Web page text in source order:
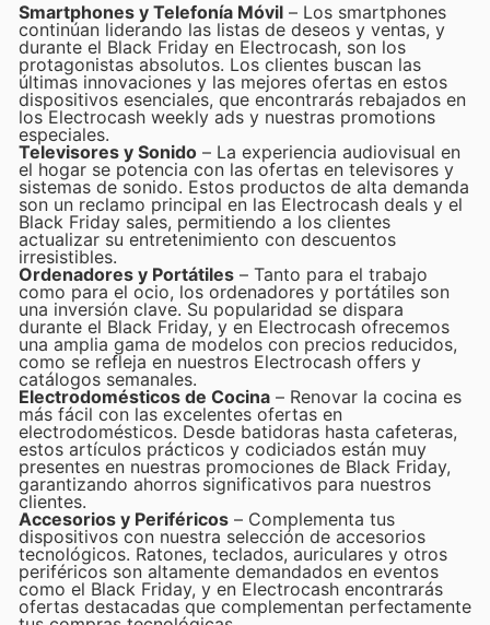
Smartphones y Telefonía Móvil – Los smartphones
continúan liderando las listas de deseos y ventas, y
durante el Black Friday en Electrocash, son los
protagonistas absolutos. Los clientes buscan las
últimas innovaciones y las mejores ofertas en estos
dispositivos esenciales, que encontrarás rebajados en
los Electrocash weekly ads y nuestras promotions
especiales.
Televisores y Sonido – La experiencia audiovisual en
el hogar se potencia con las ofertas en televisores y
sistemas de sonido. Estos productos de alta demanda
son un reclamo principal en las Electrocash deals y el
Black Friday sales, permitiendo a los clientes
actualizar su entretenimiento con descuentos
irresistibles.
Ordenadores y Portátiles – Tanto para el trabajo
como para el ocio, los ordenadores y portátiles son
una inversión clave. Su popularidad se dispara
durante el Black Friday, y en Electrocash ofrecemos
una amplia gama de modelos con precios reducidos,
como se refleja en nuestros Electrocash offers y
catálogos semanales.
Electrodomésticos de Cocina – Renovar la cocina es
más fácil con las excelentes ofertas en
electrodomésticos. Desde batidoras hasta cafeteras,
estos artículos prácticos y codiciados están muy
presentes en nuestras promociones de Black Friday,
garantizando ahorros significativos para nuestros
clientes.
Accesorios y Periféricos – Complementa tus
dispositivos con nuestra selección de accesorios
tecnológicos. Ratones, teclados, auriculares y otros
periféricos son altamente demandados en eventos
como el Black Friday, y en Electrocash encontrarás
ofertas destacadas que complementan perfectamente